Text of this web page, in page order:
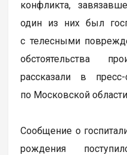
конфликта,
один из них был
с телесными
обстоятельства
рассказали в
по Московской
Сообщение о
рождения